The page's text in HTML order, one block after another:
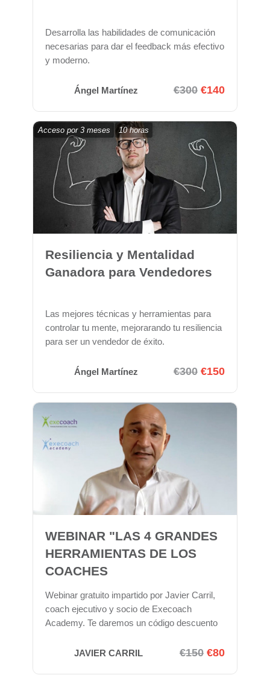
Desarrolla las habilidades de comunicación
necesarias para dar el feedback más efectivo
y moderno.
Ángel Martínez €300 €140
Acceso por 3 meses 10 horas
Resiliencia y Mentalidad
Ganadora para Vendedores
Las mejores técnicas y herramientas para
controlar tu mente, mejorarando tu resiliencia
para ser un vendedor de éxito.
Ángel Martínez €300 €150
WEBINAR "LAS 4 GRANDES
HERRAMIENTAS DE LOS
COACHES
PROFESIONALES"
Webinar gratuito impartido por Javier Carril,
coach ejecutivo y socio de Execoach
Academy. Te daremos un código descuento
Liderazgo transformador.
JAVIER CARRIL €150 €80